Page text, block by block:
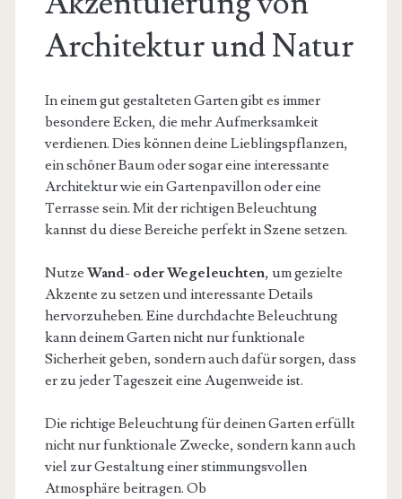
Architektur und Natur
In einem gut gestalteten Garten gibt es immer
besondere Ecken, die mehr Aufmerksamkeit
verdienen. Dies können deine Lieblingspflanzen,
ein schöner Baum oder sogar eine interessante
Architektur wie ein Gartenpavillon oder eine
Terrasse sein. Mit der richtigen Beleuchtung
kannst du diese Bereiche perfekt in Szene setzen.
Nutze Wand- oder Wegeleuchten, um gezielte
Akzente zu setzen und interessante Details
hervorzuheben. Eine durchdachte Beleuchtung
kann deinem Garten nicht nur funktionale
Sicherheit geben, sondern auch dafür sorgen, dass
er zu jeder Tageszeit eine Augenweide ist.
Die richtige Beleuchtung für deinen Garten erfüllt
nicht nur funktionale Zwecke, sondern kann auch
viel zur Gestaltung einer stimmungsvollen
Atmosphäre beitragen. Ob